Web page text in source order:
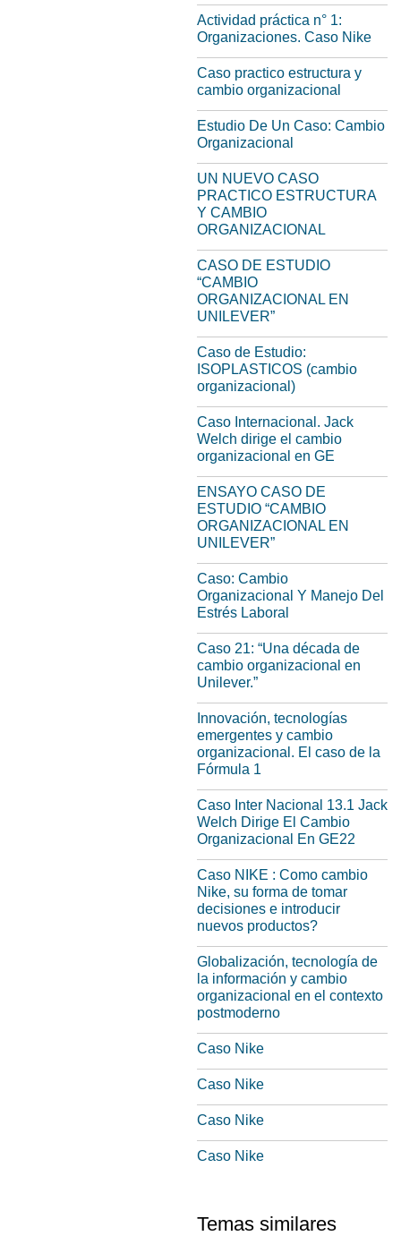
Actividad práctica n° 1:
Organizaciones. Caso Nike
Caso practico estructura y
cambio organizacional
Estudio De Un Caso: Cambio
Organizacional
UN NUEVO CASO
PRACTICO ESTRUCTURA
Y CAMBIO
ORGANIZACIONAL
CASO DE ESTUDIO
“CAMBIO
ORGANIZACIONAL EN
UNILEVER”
Caso de Estudio:
ISOPLASTICOS (cambio
organizacional)
Caso Internacional. Jack
Welch dirige el cambio
organizacional en GE
ENSAYO CASO DE
ESTUDIO “CAMBIO
ORGANIZACIONAL EN
UNILEVER”
Caso: Cambio
Organizacional Y Manejo Del
Estrés Laboral
Caso 21: “Una década de
cambio organizacional en
Unilever.”
Innovación, tecnologías
emergentes y cambio
organizacional. El caso de la
Fórmula 1
Caso Inter Nacional 13.1 Jack
Welch Dirige El Cambio
Organizacional En GE22
Caso NIKE : Como cambio
Nike, su forma de tomar
decisiones e introducir
nuevos productos?
Globalización, tecnología de
la información y cambio
organizacional en el contexto
postmoderno
Caso Nike
Caso Nike
Caso Nike
Caso Nike
Temas similares